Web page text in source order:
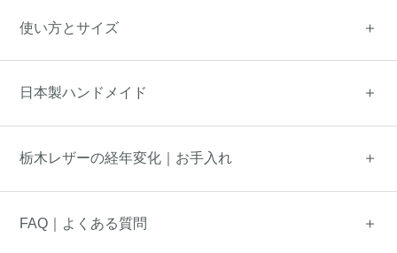
使い方とサイズ
日本製ハンドメイド
栃木レザーの経年変化｜お手入れ
FAQ｜よくある質問